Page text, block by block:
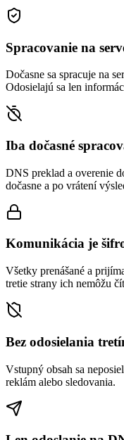
Spracovanie na
Dočasne sa spracuje na
Odosielajú sa len
Iba dočasné
DNS preklad a overenie
dočasne a po vrátení
Komunikácia je
Všetky prenášané a
tretie strany ich nemôžu
Bez odosielania
Vstupný obsah sa
reklám alebo sledovania.